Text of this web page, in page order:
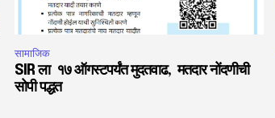
सामाजिक
SIR ला १७ ऑगस्टपर्यंत मुदतवाढ, मतदार नोंदणीची
सोपी पद्धत